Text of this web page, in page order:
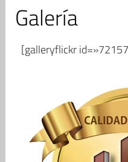
Galería
[galleryflickr